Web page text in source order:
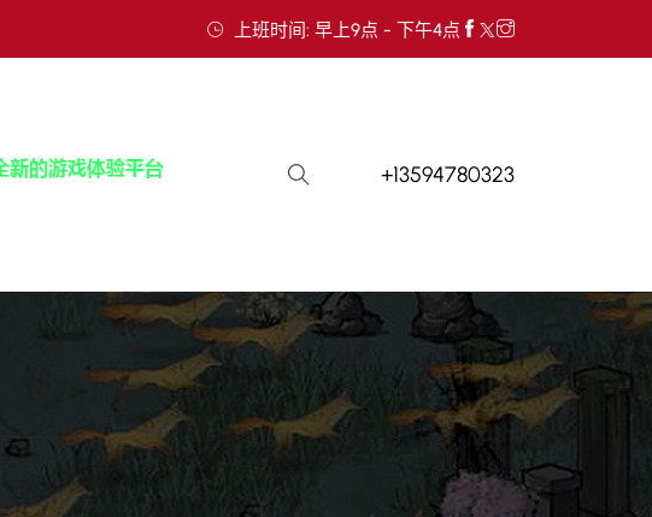
上班时间: 早上9点 - 下午4点
+13594780323